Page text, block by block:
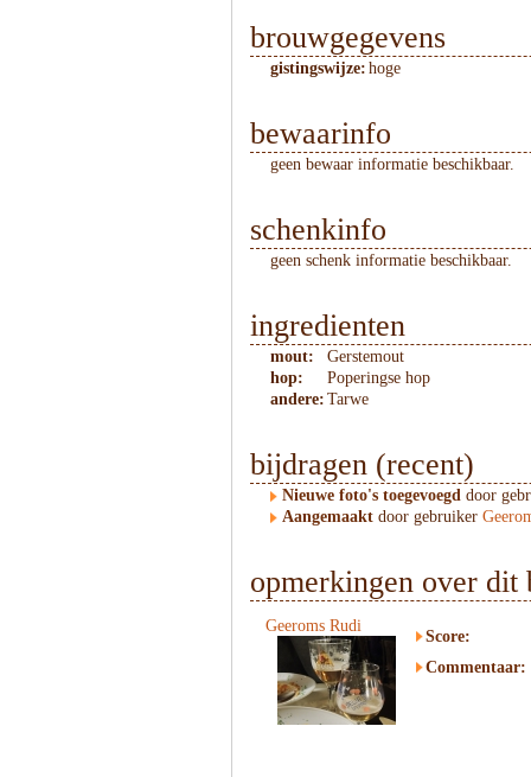
brouwgegevens
gistingswijze: hoge
bewaarinfo
geen bewaar informatie beschikbaar.
schenkinfo
geen schenk informatie beschikbaar.
ingredienten
mout:
Gerstemout
hop:
Poperingse hop
andere: Tarwe
bijdragen (recent)
Nieuwe foto's toegevoegd door
Aangemaakt door gebruiker
opmerkingen over dit
Geeroms Rudi
Score:
Commentaar: